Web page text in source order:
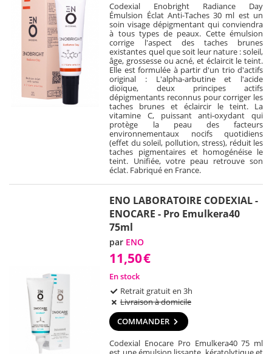
Codexial Enobright Radiance Day
Émulsion Éclat Anti-Taches 30 ml est un
soin visage dépigmentant qui conviendra
à tous types de peaux. Cette émulsion
corrige l'aspect des taches brunes
existantes quel que soit leur nature : soleil,
âge, grossesse ou acné, et éclaircit le teint.
Elle est formulée à partir d'un trio d'actifs
original : L'alpha-arbutine et l'acide
dioïque, deux principes actifs
dépigmentants reconnus pour corriger les
taches brunes et éclaircir le teint. La
vitamine C, puissant anti-oxydant qui
protège la peau des facteurs
environnementaux nocifs quotidiens
(effet du soleil, pollution, stress), réduit les
taches pigmentaires et homogénéise le
teint. Unifiée, votre peau retrouve son
éclat. Fabriqué en France.
ENO LABORATOIRE CODEXIAL -
ENOCARE - Pro Emulkera40
75ml
par ENO
11,50€
En stock
Retrait gratuit en 3h
Livraison à domicile
COMMANDER
Codexial Enocare Pro Emulkera40 75 ml